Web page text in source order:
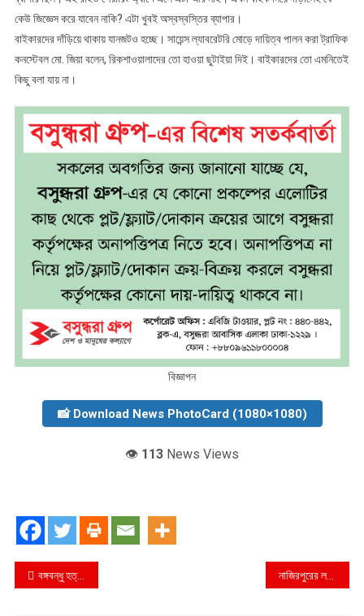
কেউ জিজ্ঞেস করে যাবেন নাকি? এটা খুবই অস্বস্বস্তির ব্যাপার।
বাইকারদের দাঁড়িয়ে থাকায় যানজটও হচ্ছে। সায়েন্স ল্যাবরেটরি মোড়ে দায়িত্ব পালন করা ট্রাফিক
কনস্টেবল মো. জিয়া বলেন, রিকশাওয়ালাদের তো হাওয়া ছুটাইয়া দিই। বাইকারদের তো এমনিতেই
কিছু বলা যায় না।
বিজ্ঞাপন
📸 Download News PhotoCard (1080×1080)
👁️ 113 News Views
Post
বঙ্গবন্ধু হত্যার হুকুমদাতাদেরও বিচার হবে নাজিরপুরের লম্পট রবিউল অবশেষে গ্রেফতার ১২ বছরের আপন শালি ৪ মাসের অন্তঃসত্ত্বা